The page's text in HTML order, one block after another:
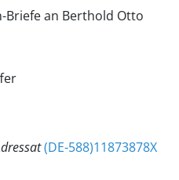
Briefe an Berthold Otto
(DE-588)11873878X